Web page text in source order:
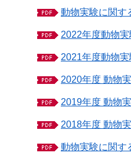
動物実験に関す
2022年度動物
2021年度動物
2020年度 動物
2019年度 動物
2018年度 動物
動物実験に関す